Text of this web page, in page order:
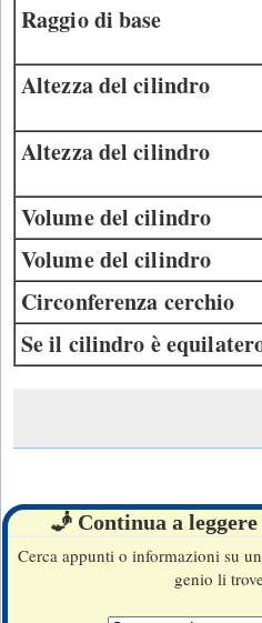
Raggio di base
Altezza del cilindro
Altezza del cilindro
Volume del cilindro
Volume del cilindro
Circonferenza cerchio
Se il cilindro è
🧞 Continua a
Cerca appunti o informazioni su
genio li